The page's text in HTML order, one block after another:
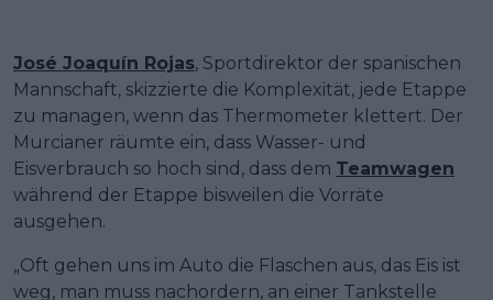
José Joaquín Rojas, Sportdirektor der spanischen
Mannschaft, skizzierte die Komplexität, jede Etappe
zu managen, wenn das Thermometer klettert. Der
Murcianer räumte ein, dass Wasser- und
Eisverbrauch so hoch sind, dass dem Teamwagen
während der Etappe bisweilen die Vorräte
ausgehen.
„Oft gehen uns im Auto die Flaschen aus, das Eis ist
weg, man muss nachordern, an einer Tankstelle